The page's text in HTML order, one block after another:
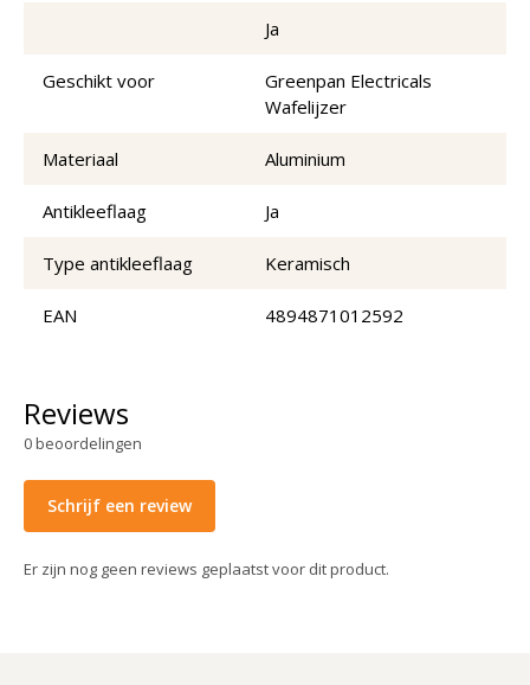
Ja
Geschikt voor
Greenpan Electricals
Wafelijzer
Materiaal Aluminium
Antikleeflaag Ja
Type antikleeflaag Keramisch
EAN 4894871012592
Reviews
0beoordelingen
Schrijf een review
Er zijn nog geen reviews geplaatst voor dit product.